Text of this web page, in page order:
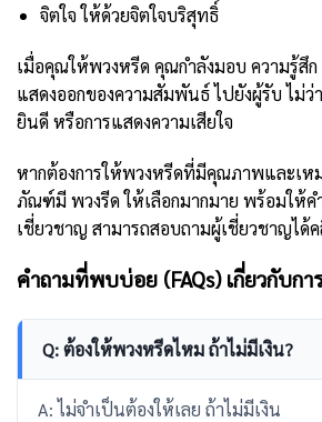
จิตใจ ให้ด้วยจิตใจบริสุทธิ์
เมื่อคุณให้พวงหรีด คุณกำลังมอบ ความรู้สึก
แสดงออกของความสัมพันธ์ ไปยังผู้รับ ไม่ว่
ยินดี หรือการแสดงความเสียใจ
หากต้องการให้พวงหรีดที่มีคุณภาพและเห
ภัณฑ์มี พวงรีด ให้เลือกมากมาย พร้อมให้ค
เชี่ยวชาญ สามารถสอบถามผู้เชี่ยวชาญได้ค
คำถามที่พบบ่อย (FAQs) เกี่ยวกับก
Q: ต้องให้พวงหรีดไหม ถ้าไม่มีเงิน?
A: ไม่จำเป็นต้องให้เลย ถ้าไม่มีเงิน